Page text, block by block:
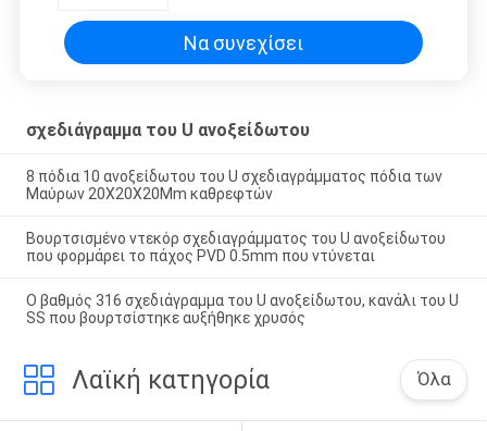
Να συνεχίσει
σχεδιάγραμμα του U ανοξείδωτου
8 πόδια 10 ανοξείδωτου του U σχεδιαγράμματος πόδια των
Μαύρων 20X20X20Mm καθρεφτών
Βουρτσισμένο ντεκόρ σχεδιαγράμματος του U ανοξείδωτου
που φορμάρει το πάχος PVD 0.5mm που ντύνεται
Ο βαθμός 316 σχεδιάγραμμα του U ανοξείδωτου, κανάλι του U
SS που βουρτσίστηκε αυξήθηκε χρυσός
Λαϊκή κατηγορία Όλα